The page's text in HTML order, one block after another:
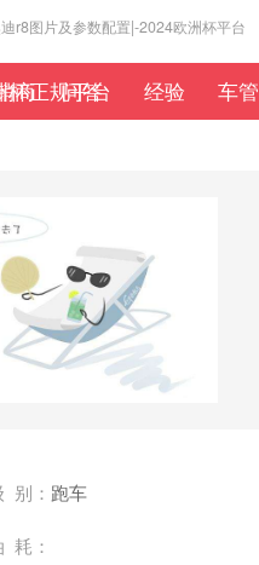
r8图片及参数配置|-2024欧洲杯平台
杯正规平台
商 问答 经验
车
别： 跑车
耗：